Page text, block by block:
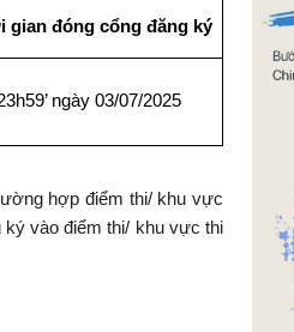
gian đóng cổng đăng ký
ngày 03/07/2025
hợp điểm thi/ khu vực
ký vào điểm thi/ khu vực thi